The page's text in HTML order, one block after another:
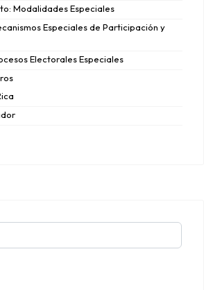
Modalidades Especiales
Especiales de Participación y
Electorales Especiales